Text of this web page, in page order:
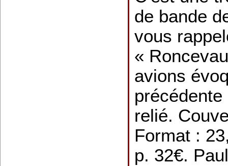
de bande
vous
«
avions
relié.
Format :
p. 32€.